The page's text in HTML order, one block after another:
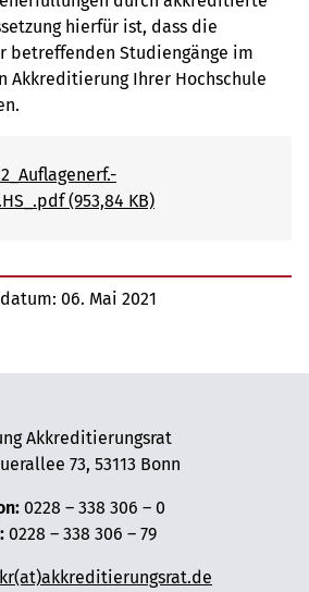
hierfür ist, dass die
betreffenden Studiengänge im
Akkreditierung Ihrer Hochschule
(953,84 KB)
06. Mai 2021
Akkreditierungsrat
73, 53113 Bonn
0228 – 338 306 – 0
0228 – 338 306 – 79